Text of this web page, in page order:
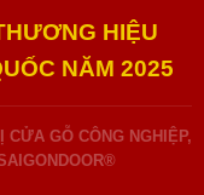
HIỆU
NĂM 2025
CỬA GỖ CÔNG NGHIỆP,